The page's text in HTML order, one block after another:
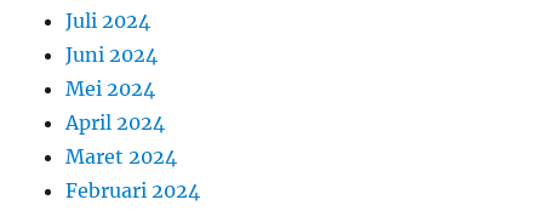
Juli 2024
Juni 2024
Mei 2024
April 2024
Maret 2024
Februari 2024